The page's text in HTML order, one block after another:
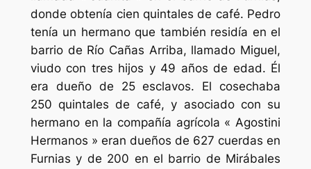
donde obtenía cien quintales de café. Pedro
tenía un hermano que también residía en el
barrio de Río Cañas Arriba, llamado Miguel,
viudo con tres hijos y 49 años de edad. Él
era dueño de 25 esclavos. El cosechaba
250 quintales de café, y asociado con su
hermano en la compañía agrícola « Agostini
Hermanos » eran dueños de 627 cuerdas en
Furnias y de 200 en el barrio de Mirábales